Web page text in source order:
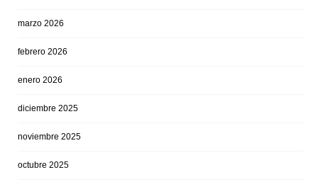
marzo 2026
febrero 2026
enero 2026
diciembre 2025
noviembre 2025
octubre 2025